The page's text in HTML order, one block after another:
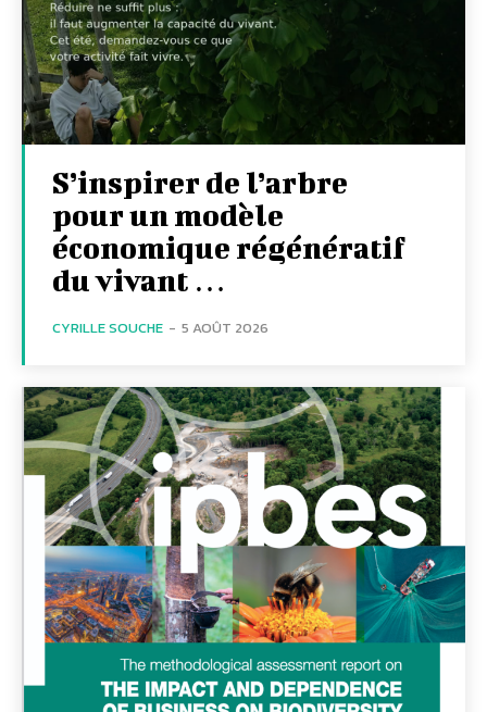
S’inspirer de l’arbre
pour un modèle
économique régénératif
du vivant …
CYRILLE SOUCHE - 5 AOÛT 2026